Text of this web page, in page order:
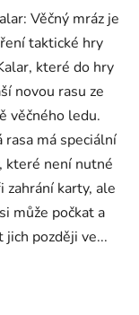
Věčný mráz je
taktické hry
které do hry
novou rasu ze
věčného ledu.
rasa má speciální
které není nutné
zahrání karty, ale
může počkat a
jich později ve...